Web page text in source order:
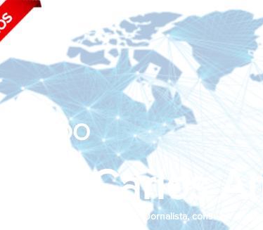
João Carlos
BLOG DO
Jornalista, consultor de